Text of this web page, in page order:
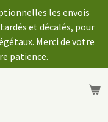
les envois
et décalés, pour
Merci de votre
patience.